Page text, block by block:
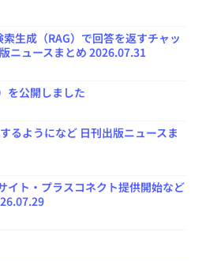
生成（RAG）で回答を返すチャッ
ニュースまとめ 2026.07.31
を公開しました
るようになど 日刊出版ニュースま
イト・プラスコネクト提供開始など